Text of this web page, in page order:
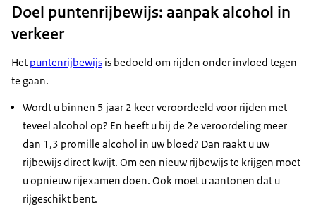
Doel puntenrijbewijs: aanpak alcohol in
verkeer
Het puntenrijbewijs is bedoeld om rijden onder invloed tegen
te gaan.
Wordt u binnen 5 jaar 2 keer veroordeeld voor rijden met
teveel alcohol op? En heeft u bij de 2e veroordeling meer
dan 1,3 promille alcohol in uw bloed? Dan raakt u uw
rijbewijs direct kwijt. Om een nieuw rijbewijs te krijgen moet
u opnieuw rijexamen doen. Ook moet u aantonen dat u
rijgeschikt bent.